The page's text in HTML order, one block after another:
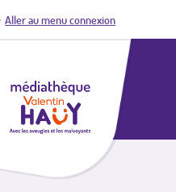
Aller au menu connexion